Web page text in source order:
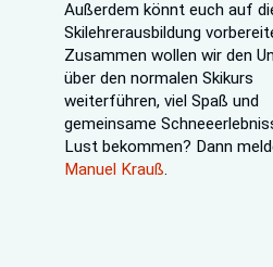
Außerdem könnt euch auf
Skilehrerausbildung
Zusammen wollen wir den
über den normalen Skikurs
weiterführen, viel Spaß und
gemeinsame
Lust bekommen? Dann
Manuel Krauß